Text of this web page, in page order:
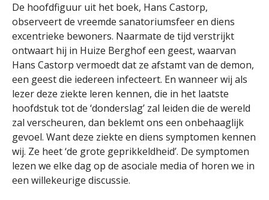
De hoofdfiguur uit het boek, Hans Castorp,
observeert de vreemde sanatoriumsfeer en diens
excentrieke bewoners. Naarmate de tijd verstrijkt
ontwaart hij in Huize Berghof een geest, waarvan
Hans Castorp vermoedt dat ze afstamt van de demon,
een geest die iedereen infecteert. En wanneer wij als
lezer deze ziekte leren kennen, die in het laatste
hoofdstuk tot de ‘donderslag’ zal leiden die de wereld
zal verscheuren, dan beklemt ons een onbehaaglijk
gevoel. Want deze ziekte en diens symptomen kennen
wij. Ze heet ‘de grote geprikkeldheid’. De symptomen
lezen we elke dag op de asociale media of horen we in
een willekeurige discussie.